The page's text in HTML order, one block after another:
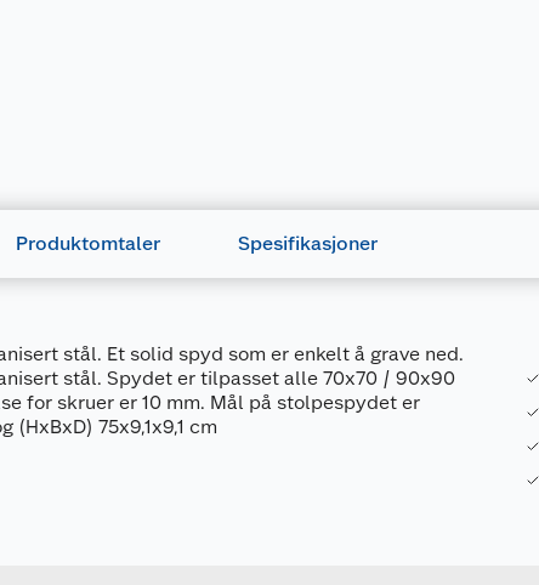
Produktomtaler Spesifikasjoner
stål. Et solid spyd som er enkelt å grave ned.
stål. Spydet er tilpasset alle 70x70 / 90x90
for skruer er 10 mm. Mål på stolpespydet er
(HxBxD) 75x9,1x9,1 cm